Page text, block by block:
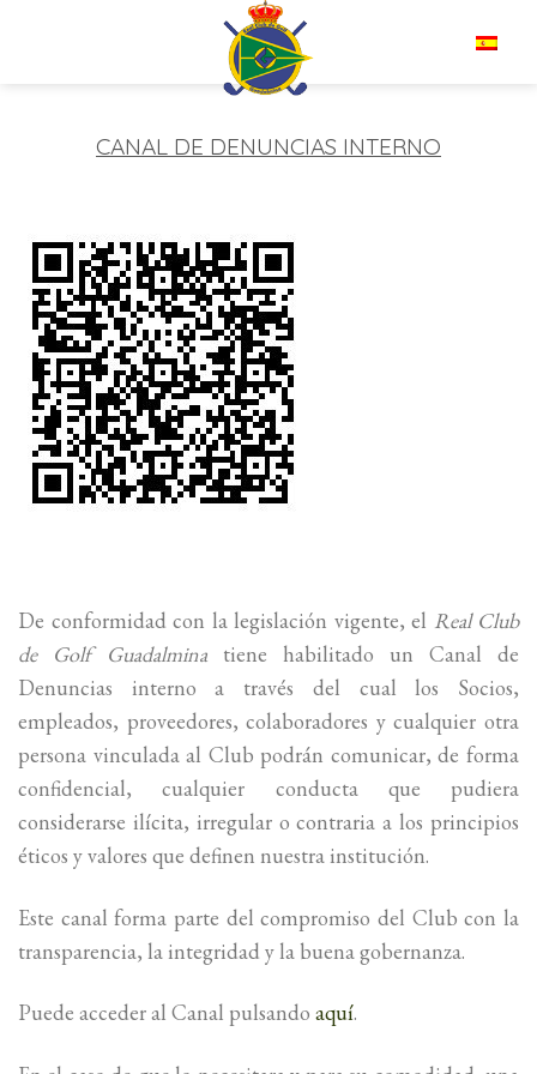
CANAL DE DENUNCIAS INTERNO
De conformidad con la legislación vigente, el Real Club
de Golf Guadalmina tiene habilitado un Canal de
Denuncias interno a través del cual los Socios,
empleados, proveedores, colaboradores y cualquier otra
persona vinculada al Club podrán comunicar, de forma
confidencial, cualquier conducta que pudiera
considerarse ilícita, irregular o contraria a los principios
éticos y valores que definen nuestra institución.
Este canal forma parte del compromiso del Club con la
transparencia, la integridad y la buena gobernanza.
Puede acceder al Canal pulsando aquí.